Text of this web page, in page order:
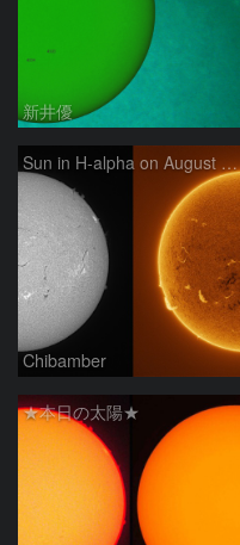
新井優
Sun in H-alpha on August 10, 2026
Chibamber
★本日の太陽★